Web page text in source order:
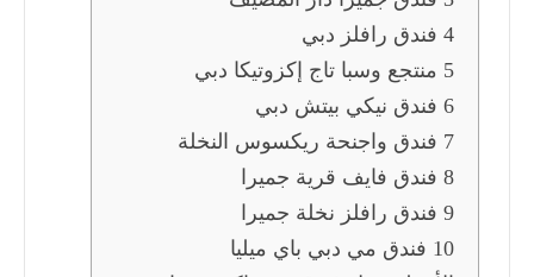
4 فندق رافلز دبي
5 منتجع وسبا تاج إكزوتيكا دبي
6 فندق نيكي بيتش دبي
7 فندق واجنحة ريكسوس النخلة
8 فندق فايف قرية جميرا
9 فندق رافلز نخلة جميرا
10 فندق مي دبي باي ميليا